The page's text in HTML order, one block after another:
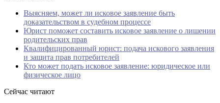
Выясняем, может ли исковое заявление быть
доказательством в судебном процессе
Юрист поможет составить исковое заявление о лишении
родительских прав
Квалифицированный юрист: подача искового заявления
и защита прав потребителей
Кто может подать исковое заявление: юридическое или
физическое лицо
Сейчас читают